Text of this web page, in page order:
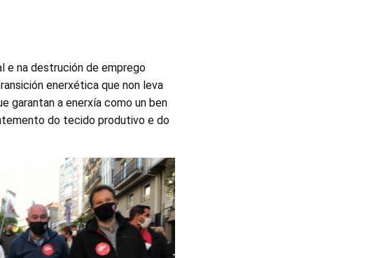
e na destrución de emprego
enerxética que non leva
garantan a enerxía como un ben
do tecido produtivo e do